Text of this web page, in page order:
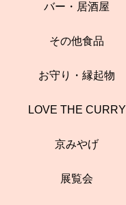
バー・居酒屋
その他食品
お守り・縁起物
LOVE THE CURRY
京みやげ
展覧会